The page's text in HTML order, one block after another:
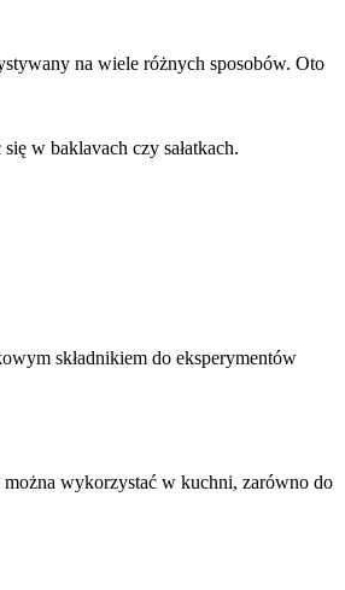
na wiele⁢ różnych sposobów. Oto
w baklavach czy sałatkach.
składnikiem do eksperymentów
wykorzystać w kuchni, zarówno ‍do‍